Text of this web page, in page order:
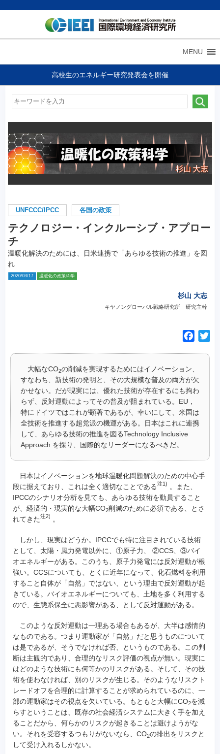
MENU
高校生のエネルギー研究発表会を開催
UNFCCC/IPCC 各国の政策
テクノロジー・インクルーシブ・アプロー
チ
温暖化解決のためには、日米連携で「あらゆる技術の推進」を図
れ
2020/03/17 温暖化の政策科学
杉山 大志
キヤノングローバル戦略研究所 研究主幹
b
o
k
大幅なCO2の削減を実現するためにはイノベーション、
すなわち、新技術の発明と、その大規模な普及の両方が欠
かせない。 だが現実には、優れた技術が存在するにも拘わ
らず、反対運動によってその普及が阻まれている。EU，
特にドイツではこれが顕著であるが、幸いにして、米国は
全技術を推進する超党派の機運がある。日本はこれに連携
して、あらゆる技術の推進を図るTechnology Inclusive
Approach を採り、国際的なリーダーになるべきだ。
日本はイノベーションを地球温暖化問題解決のための中心手
段に据えており、これは全く適切なことである注1) 。また、
IPCCのシナリオ分析を見ても、あらゆる技術を動員すること
が、経済的・現実的な大幅CO2削減のために必須である、とさ
れてきた注2) 。
しかし、現実はどうか。IPCCでも特に注目されている技術
として、太陽・風力発電以外に、①原子力、 ②CCS、③バイ
オエネルギーがある。このうち、原子力発電には反対運動が根
強い。CCSについても、とくに近年になって、化石燃料を利用
すること自体が「自然」ではない、という理由で反対運動が起
きている。バイオエネルギーについても、土地を多く利用する
ので、生態系保全に悪影響がある、として反対運動がある。
このような反対運動は一理ある場合もあるが、大半は感情的
なものである。つまり運動家が「自然」だと思うものについて
は是であるが、そうでなければ否、というものである。この判
断は主観的であり、合理的なリスク評価の視点が無い。現実に
はどのような技術にも何等かのリスクがある。そして、その技
術を使わなければ、別のリスクが生じる。そのようなリスクト
レードオフを合理的に計算することが求められているのに、一
部の運動家はその視点を欠いている。もともと大幅にCO2を減
らすということは、既存の社会経済システムに大きく手を加え
ることだから、何らかのリスクが起きることは避けようがな
い。それを受容するつもりがないなら、CO2の排出をリスクと
して受け入れるしかない。